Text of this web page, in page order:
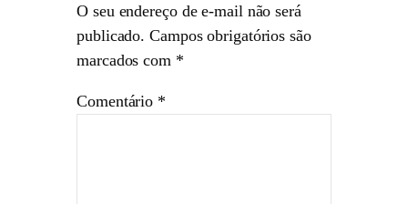
O seu endereço de e-mail não será
publicado. Campos obrigatórios são
marcados com *
Comentário *